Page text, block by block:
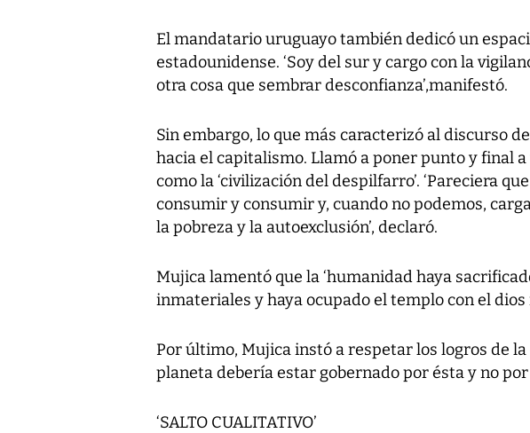
El mandatario uruguayo también dedicó un
estadounidense. ‘Soy del sur y cargo con la
otra cosa que sembrar desconfianza’,manifestó.
Sin embargo, lo que más caracterizó al discurso
hacia el capitalismo. Llamó a poner punto y final
como la ‘civilización del despilfarro’. ‘Pareciera
consumir y consumir y, cuando no podemos,
la pobreza y la autoexclusión’, declaró.
Mujica lamentó que la ‘humanidad haya
inmateriales y haya ocupado el templo con el dios
Por último, Mujica instó a respetar los logros de
planeta debería estar gobernado por ésta y no por
‘SALTO CUALITATIVO’